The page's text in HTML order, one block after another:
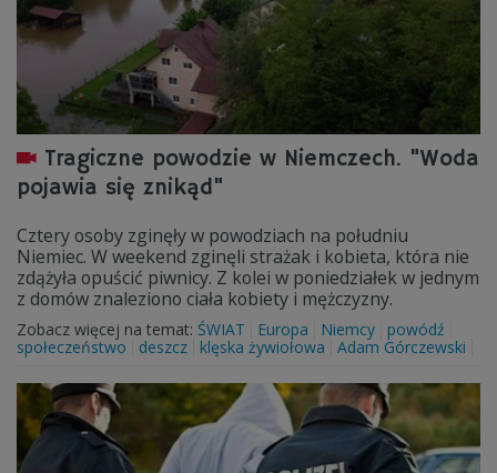
Tragiczne powodzie w Niemczech. "Woda
pojawia się znikąd"
Cztery osoby zginęły w powodziach na południu
Niemiec. W weekend zginęli strażak i kobieta, która nie
zdążyła opuścić piwnicy. Z kolei w poniedziałek w jednym
z domów znaleziono ciała kobiety i mężczyzny.
Zobacz więcej na temat: ŚWIAT Europa Niemcy
powódź
społeczeństwo
deszcz klęska żywiołowa Adam Górczewski